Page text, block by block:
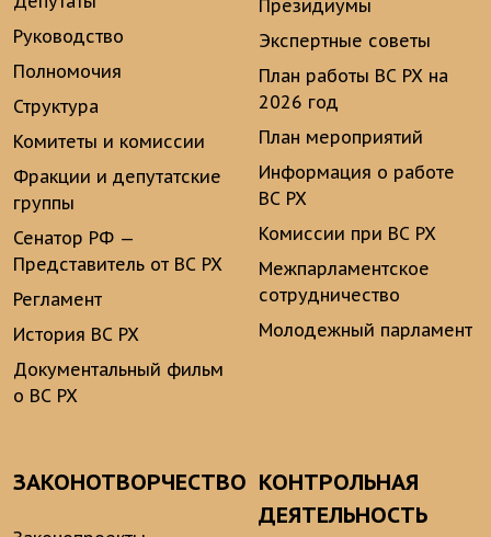
Руководство
Полномочия
Структура
Комитеты и комиссии
Фракции и депутатские
группы
Сенатор РФ —
Представитель от ВС РХ
Регламент
История ВС РХ
Документальный фильм
о ВС РХ
Президиумы
Экспертные советы
План работы ВС РХ на
2026 год
План мероприятий
Информация о работе
ВС РХ
Комиссии при ВС РХ
Межпарламентское
сотрудничество
Молодежный парламент
ЗАКОНОТВОРЧЕСТВО КОНТРОЛЬНАЯ
ДЕЯТЕЛЬНОСТЬ